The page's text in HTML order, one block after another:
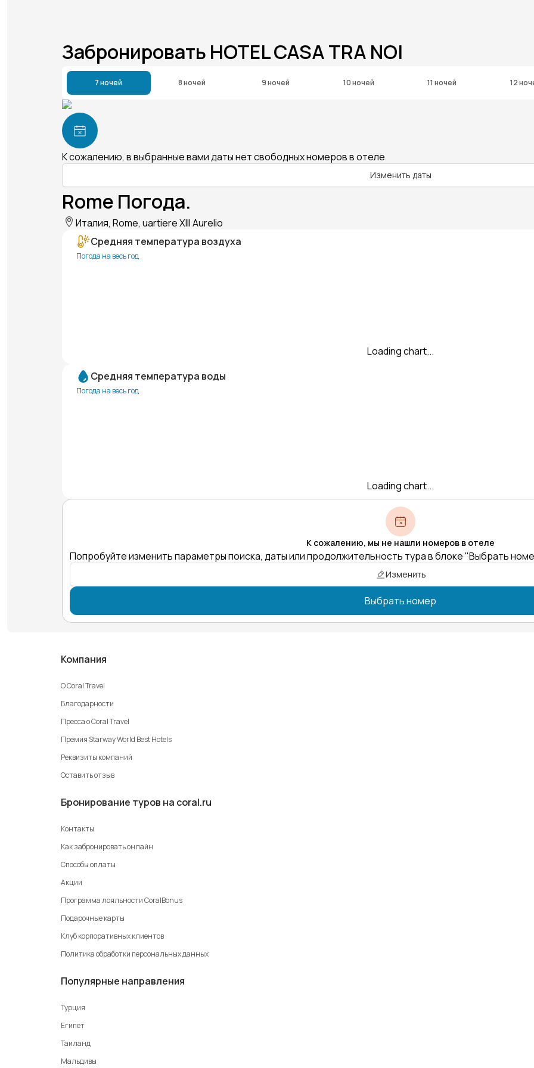
Забронировать HOTEL CASA TRA NOI
7 ночей 8 ночей 9 ночей 10 ночей 11 ночей 12
К сожалению, в выбранные вами даты нет свободных номеров в отеле
Изменить даты
Rome Погода.
Италия, Rome, uartiere XIII Aurelio
Средняя температура воздуха
Погода на весь год
Loading chart...
Средняя температура воды
Погода на весь год
Loading chart...
К сожалению, мы не нашли номеров в отеле
Попробуйте изменить параметры поиска, даты или продолжительность тура в блоке "Выбрать
Изменить
Выбрать номер
Компания
О Coral Travel
Благодарности
Пресса о Coral Travel
Премия Starway World Best Hotels
Реквизиты компаний
Оставить отзыв
Бронирование туров на coral.ru
Контакты
Как забронировать онлайн
Способы оплаты
Акции
Программа лояльности CoralBonus
Подарочные карты
Клуб корпоративных клиентов
Политика обработки персональных данных
Популярные направления
Турция
Египет
Таиланд
Мальдивы